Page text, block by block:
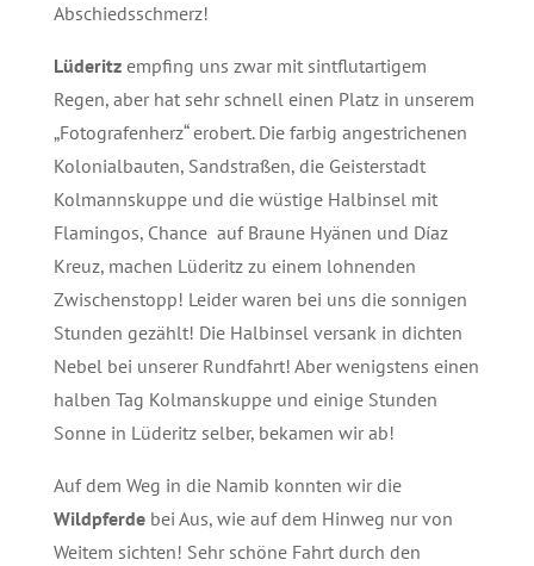
Abschiedsschmerz!
Lüderitzempfing uns zwar mit sintflutartigem
Regen, aber hat sehr schnell einen Platz in unserem
„Fotografenherz“ erobert. Die farbig angestrichenen
Kolonialbauten, Sandstraßen, die Geisterstadt
Kolmannskuppe und die wüstige Halbinsel mit
Flamingos, Chance auf Braune Hyänen und Díaz
Kreuz, machen Lüderitz zu einem lohnenden
Zwischenstopp! Leider waren bei uns die sonnigen
Stunden gezählt! Die Halbinsel versank in dichten
Nebel bei unserer Rundfahrt! Aber wenigstens einen
halben Tag Kolmanskuppe und einige Stunden
Sonne in Lüderitz selber, bekamen wir ab!
Auf dem Weg in die Namib konnten wir die
Wildpferdebei Aus, wie auf dem Hinweg nur von
Weitem sichten! Sehr schöne Fahrt durch den